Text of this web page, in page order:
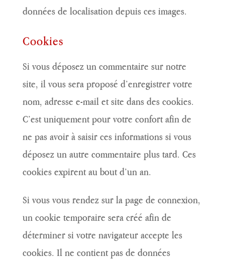
données de localisation depuis ces images.
Cookies
Si vous déposez un commentaire sur notre
site, il vous sera proposé d’enregistrer votre
nom, adresse e-mail et site dans des cookies.
C’est uniquement pour votre confort afin de
ne pas avoir à saisir ces informations si vous
déposez un autre commentaire plus tard. Ces
cookies expirent au bout d’un an.
Si vous vous rendez sur la page de connexion,
un cookie temporaire sera créé afin de
déterminer si votre navigateur accepte les
cookies. Il ne contient pas de données